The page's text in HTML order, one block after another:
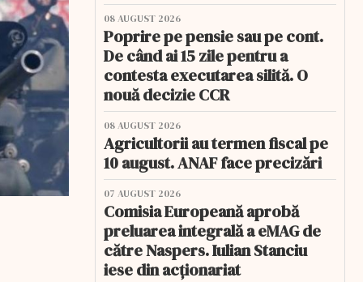
08 AUGUST 2026
Poprire pe pensie sau pe cont.
De când ai 15 zile pentru a
contesta executarea silită. O
nouă decizie CCR
08 AUGUST 2026
Agricultorii au termen fiscal pe
10 august. ANAF face precizări
07 AUGUST 2026
Comisia Europeană aprobă
preluarea integrală a eMAG de
către Naspers. Iulian Stanciu
iese din acționariat